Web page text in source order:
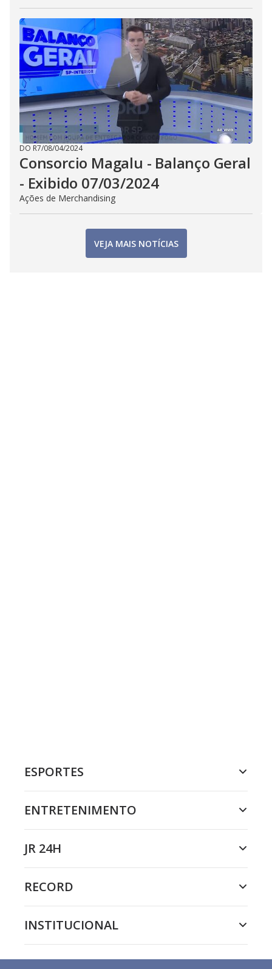
DO R7/08/04/2024
Consorcio Magalu - Balanço Geral
- Exibido 07/03/2024
Ações de Merchandising
VEJA MAIS NOTÍCIAS
ESPORTES
ENTRETENIMENTO
JR 24H
RECORD
INSTITUCIONAL